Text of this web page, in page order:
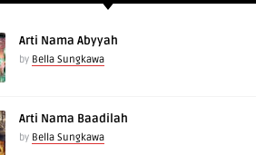
Arti Nama Abyyah
by Bella Sungkawa
Arti Nama Baadilah
by Bella Sungkawa